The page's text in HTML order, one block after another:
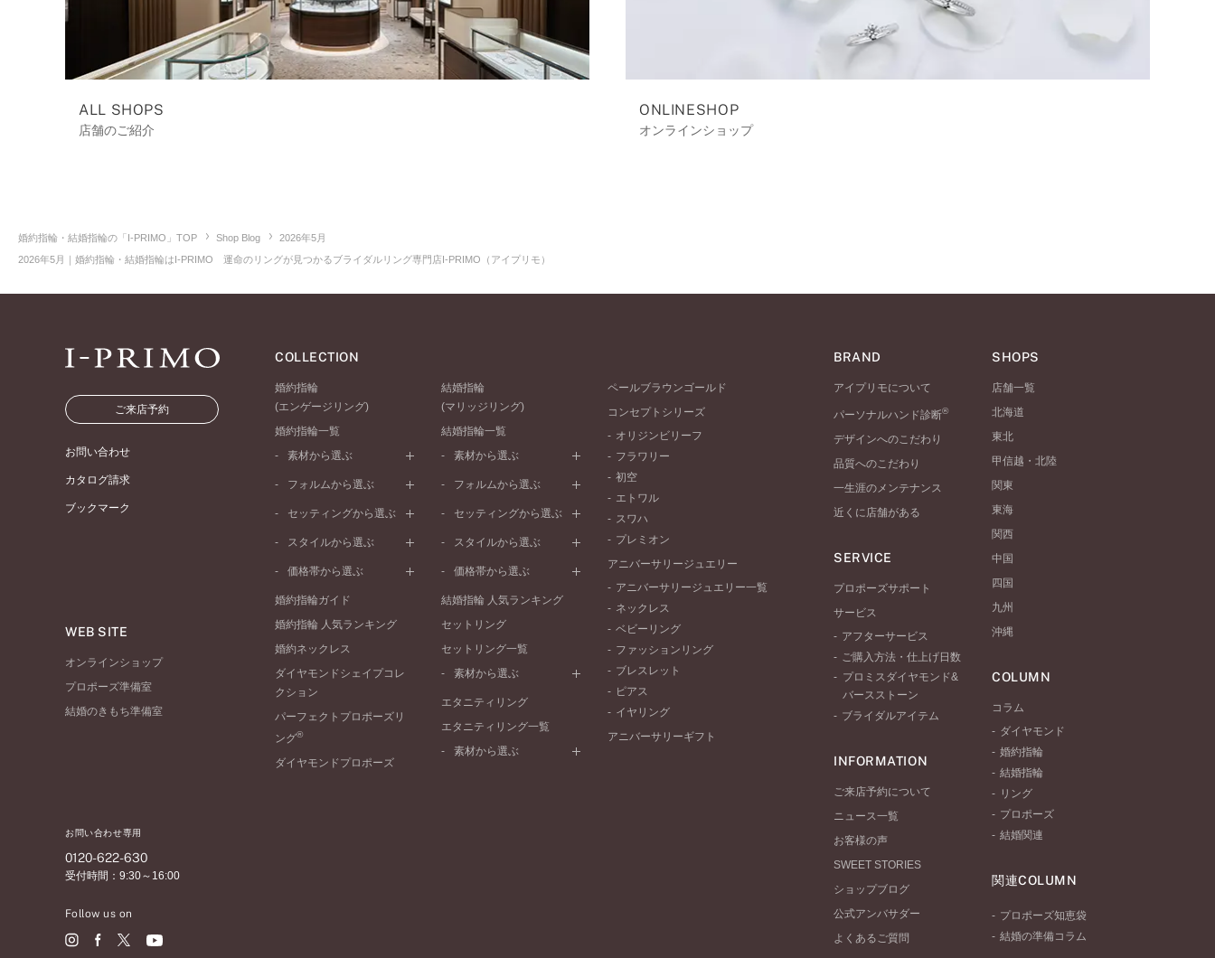
ALL SHOPS
店舗のご紹介
ONLINESHOP
オンラインショップ
婚約指輪・結婚指輪の「I-PRIMO」TOP Shop Blog
2026年5月
2026年5月｜婚約指輪・結婚指輪はI-PRIMO 運命のリングが見つかるブライダルリング専門店I-PRIMO（アイプリモ）
ご来店予約
お問い合わせ
カタログ請求
ブックマーク
WEB SITE
オンラインショップ
プロポーズ準備室
結婚のきもち準備室
お問い合わせ専用
0120-622-630
受付時間：9:30～16:00
Follow us on
COLLECTION
婚約指輪
(エンゲージリング)
婚約指輪一覧
素材から選ぶ
プラチナ
ピンクゴールド
ペールブラウンゴールド
フォルムから選ぶ
ストレートライン
V字ライン
セッティングから選ぶ
ソリテール
ダブルサイドメレ
ラインメレ
スタイルから選ぶ
シンプル
モード
エレガント
ゴージャス
価格帯から選ぶ
50万円台～
20万円台～
10万円台～
婚約指輪ガイド
婚約指輪 人気ランキング
婚約ネックレス
ダイヤモンドシェイプコレ
クション
パーフェクトプロポーズリ
ング®
ダイヤモンドプロポーズ
結婚指輪
(マリッジリング)
結婚指輪一覧
素材から選ぶ
プラチナ
ピンクゴールド
ペールブラウンゴールド
フォルムから選ぶ
ストレートライン
V字ライン
セッティングから選ぶ
プレーン
セベラルメレ
ラインメレ
スタイルから選ぶ
シンプル
モード
エレガント
ゴージャス
価格帯から選ぶ
50万円～
20万円～30万円
10万円～20万円
結婚指輪 人気ランキング
セットリング
セットリング一覧
素材から選ぶ
プラチナ
ペールブラウンゴールド
エタニティリング
エタニティリング一覧
素材から選ぶ
ペールブラウンゴールド
コンセプトシリーズ
オリジンビリーフ
フラワリー
初空
エトワル
スワハ
プレミオン
アニバーサリージュエリー
アニバーサリージュエリー一覧
ネックレス
ベビーリング
ファッションリング
ブレスレット
ピアス
イヤリング
アニバーサリーギフト
BRAND
アイプリモについて
パーソナルハンド診断®
デザインへのこだわり
品質へのこだわり
一生涯のメンテナンス
近くに店舗がある
SERVICE
プロポーズサポート
サービス
アフターサービス
ご購入方法・仕上げ日数
プロミスダイヤモンド&
バースストーン
ブライダルアイテム
INFORMATION
ご来店予約について
ニュース一覧
お客様の声
SWEET STORIES
ショップブログ
公式アンバサダー
よくあるご質問
SHOPS
店舗一覧
北海道
東北
甲信越・北陸
関東
東海
関西
中国
四国
九州
沖縄
COLUMN
コラム
ダイヤモンド
婚約指輪
結婚指輪
リング
プロポーズ
結婚関連
関連COLUMN
プロポーズ知恵袋
結婚の準備コラム